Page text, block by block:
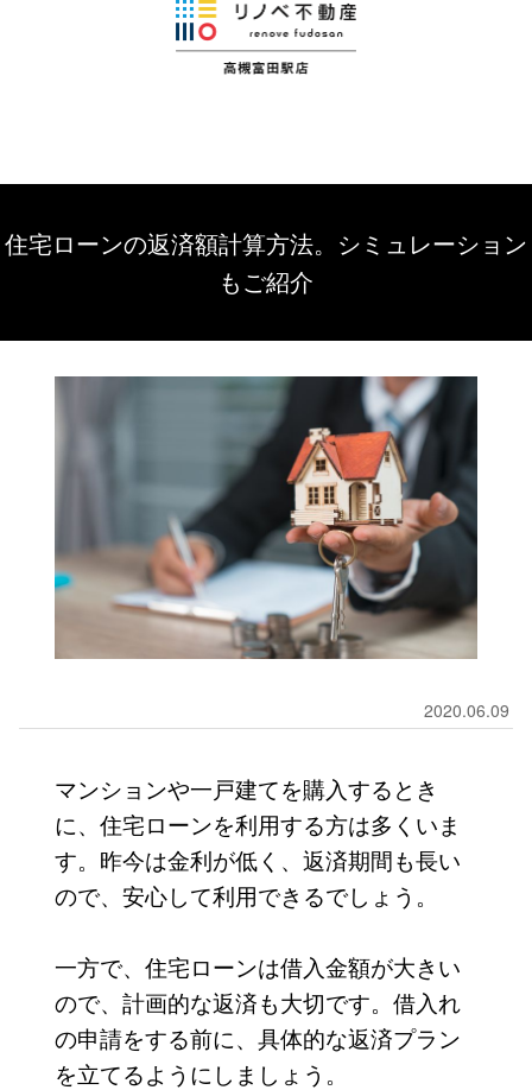
住宅ローンの返済額計算方法。シミュレーション
もご紹介
2020.06.09
マンションや一戸建てを購入するとき
に、住宅ローンを利用する方は多くいま
す。昨今は金利が低く、返済期間も長い
ので、安心して利用できるでしょう。
一方で、住宅ローンは借入金額が大きい
ので、計画的な返済も大切です。借入れ
の申請をする前に、具体的な返済プラン
を立てるようにしましょう。